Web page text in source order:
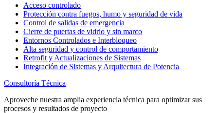
Acceso controlado
Protección contra fuegos, humo y seguridad de vida
Control de salidas de emergencia
Cierre de puertas de vidrio y sin marco
Entornos Controlados e Interbloqueo
Alta seguridad y control de comportamiento
Retrofit y Actualizaciones de Sistemas
Integración de Sistemas y Arquitectura de Potencia
Consultoría Técnica
Aproveche nuestra amplia experiencia técnica para optimizar sus
procesos y resultados de proyecto